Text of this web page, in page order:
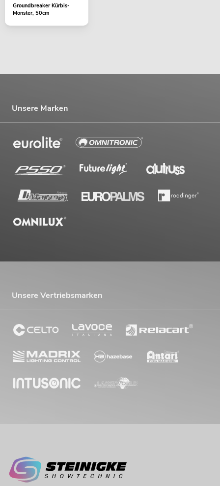
Groundbreaker Kürbis-
Monster, 50cm
Unsere Marken
Unsere Vertriebsmarken